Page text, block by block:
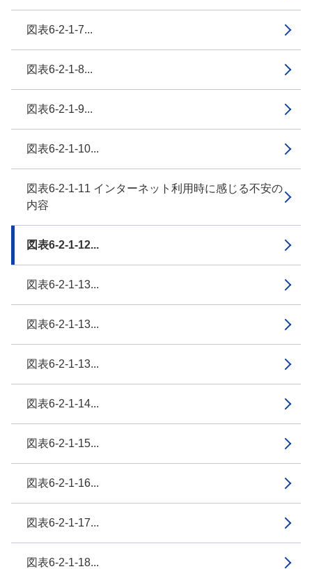
図表6-2-1-7...
図表6-2-1-8...
図表6-2-1-9...
図表6-2-1-10...
図表6-2-1-11 インターネット利用時に感じる不安の
内容
図表6-2-1-12...
図表6-2-1-13...
図表6-2-1-13...
図表6-2-1-13...
図表6-2-1-14...
図表6-2-1-15...
図表6-2-1-16...
図表6-2-1-17...
図表6-2-1-18...